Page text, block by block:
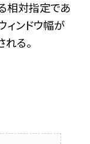
相対指定であ
ィンドウ幅が
る。